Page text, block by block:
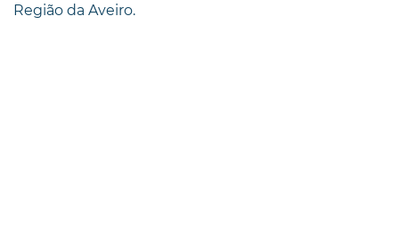
Região da Aveiro.